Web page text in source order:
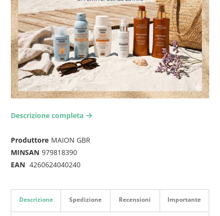
Descrizione completa arrow-right2
Produttore MAION GBR
MINSAN 979818390
EAN 4260624040240
Descrizione Spedizione Recensioni Importante